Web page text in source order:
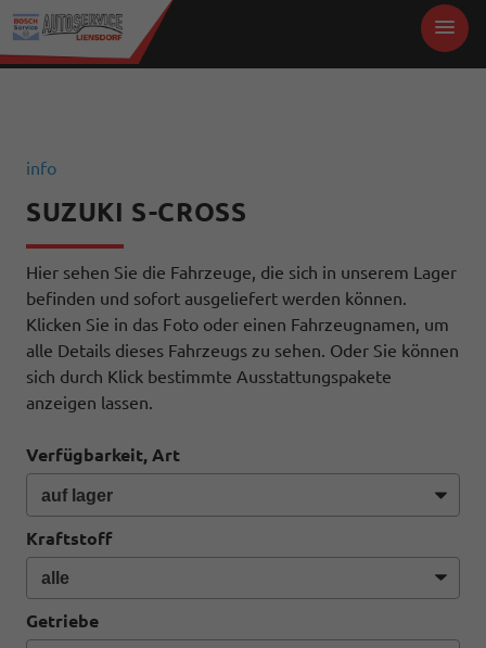
info
SUZUKI S-CROSS
Hier sehen Sie die Fahrzeuge, die sich in unserem Lager
befinden und sofort ausgeliefert werden können.
Klicken Sie in das Foto oder einen Fahrzeugnamen, um
alle Details dieses Fahrzeugs zu sehen. Oder Sie können
sich durch Klick bestimmte Ausstattungspakete
anzeigen lassen.
Verfügbarkeit, Art
Kraftstoff
Getriebe